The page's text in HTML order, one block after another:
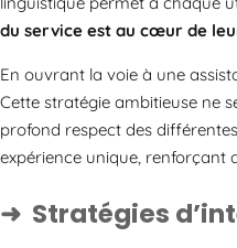
du service est au cœur de
En ouvrant la voie à une
Cette stratégie ambitieuse ne
profond respect des
expérience unique, renforçant
Stratégies